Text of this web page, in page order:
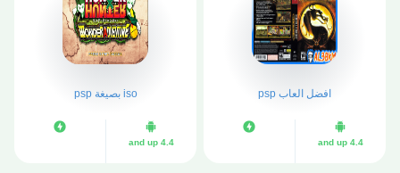
افضل العاب psp
4.4 and up
iso بصيغة psp
4.4 and up